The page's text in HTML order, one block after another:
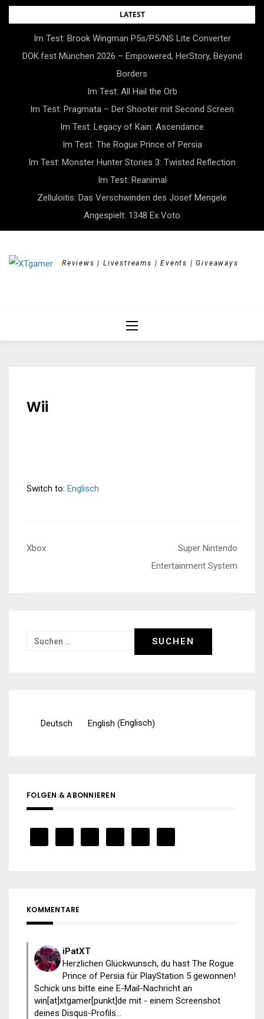
Skip
LATEST
Im Test: Brook Wingman P5s/P5/NS Lite Converter
DOK.fest München 2026 – Empowered, HerStory, Beyond
Borders
Im Test: All Hail the Orb
Im Test: Pragmata – Der Shooter mit Second Screen
Im Test: Legacy of Kain: Ascendance
Im Test: The Rogue Prince of Persia
Im Test: Monster Hunter Stories 3: Twisted Reflection
Im Test: Reanimal
Zelluloitis: Das Verschwinden des Josef Mengele
Angespielt: 1348 Ex Voto
Reviews | Livestreams | Events | Giveaways
Wii
Switch to: Englisch
Beitragsnavigation
Xbox
Super Nintendo
Entertainment System
Suchen
Deutsch English (Englisch)
FOLGEN & ABONNIEREN
KOMMENTARE
iPatXT
Herzlichen Glückwunsch, du hast The Rogue
Prince of Persia für PlayStation 5 gewonnen!
Schick uns bitte eine E-Mail-Nachricht an
win[at]xtgamer[punkt]de mit - einem Screenshot
deines Disqus-Profils...